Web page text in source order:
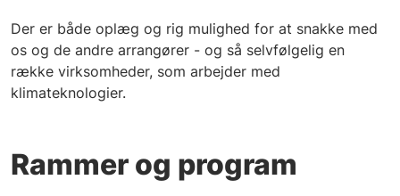
Der er både oplæg og rig mulighed for at snakke med
os og de andre arrangører - og så selvfølgelig en
række virksomheder, som arbejder med
klimateknologier.
Rammer og program